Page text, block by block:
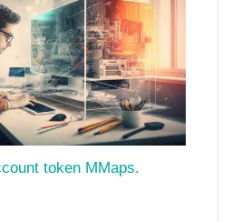
token MMaps.